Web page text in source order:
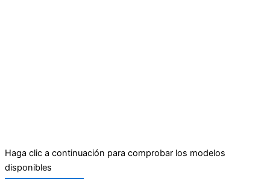
Haga clic a continuación para comprobar los modelos
disponibles